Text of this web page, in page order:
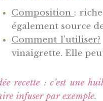
Composition : r
également source
Comment l’utiliser?
vinaigrette. Elle
recette : c’est une
infuser par exemple.